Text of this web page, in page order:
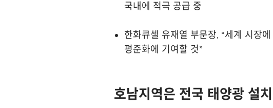
국내에 적극 공급 중
한화큐셀 유재열 부문장, “세계 시장
평준화에 기여할 것”
호남지역은 전국 태양광 설